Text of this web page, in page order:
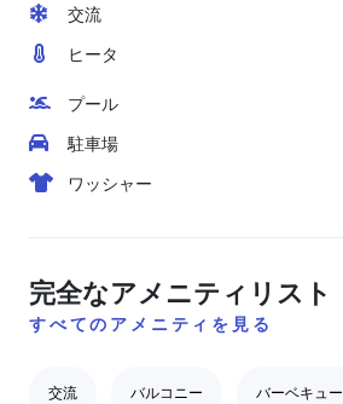
交流
ヒータ
プール
駐車場
ワッシャー
完全なアメニティリスト
すべてのアメニティを見る
交流 バルコニー バーベキュー